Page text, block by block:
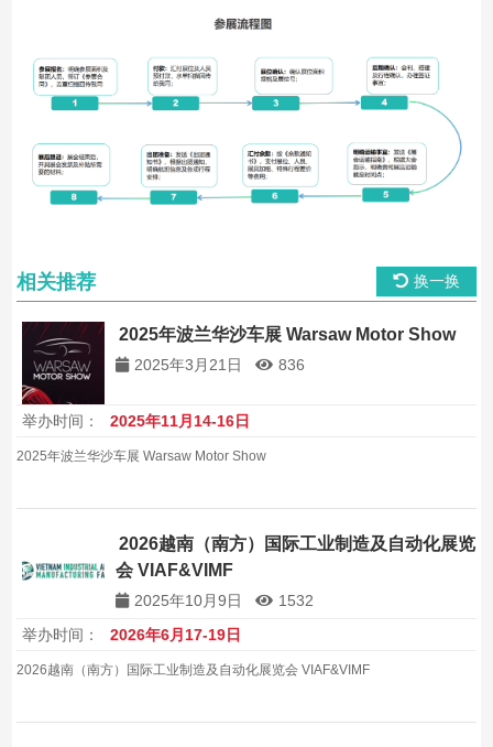
相关推荐 换一换
2025年波兰华沙车展 Warsaw Motor Show
2025年3月21日 836
举办时间： 2025年11月14-16日
2025年波兰华沙车展 Warsaw Motor Show
2026越南（南方）国际工业制造及自动化展览
会 VIAF&VIMF
2025年10月9日
1532
举办时间：
2026年6月17-19日
2026越南（南方）国际工业制造及自动化展览会 VIAF&VIMF